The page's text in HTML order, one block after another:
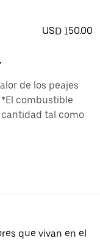
USD 150.00
de los peajes
combustible
tal como
que vivan en el